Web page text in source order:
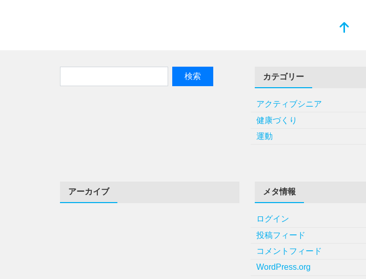
カテゴリー
アクティブシニア
健康づくり
運動
アーカイブ メタ情報
ログイン
投稿フィード
コメントフィード
WordPress.org